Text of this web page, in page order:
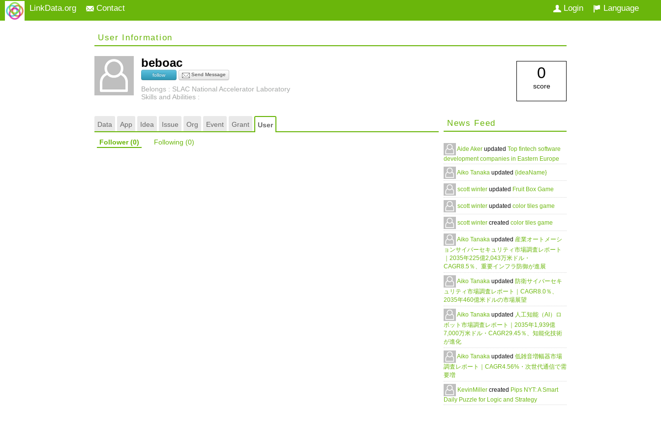
LinkData.org Contact Language
Login
User Information
beboac
follow Send Message
Belongs : SLAC National Accelerator Laboratory
Skills and Abilities :
0
score
Data App Idea Issue Org Event Grant User
Follower(0) Following (0)
News Feed
Aide Aker updated Top fintech software
development companies in Eastern Europe
Aiko Tanaka updated {ideaName}
scott winter updated Fruit Box Game
scott winter updated color tiles game
scott winter created color tiles game
Aiko Tanaka updated 産業オートメーシ
ョンサイバーセキュリティ市場調査レポート
｜2035年225億2,043万米ドル・
CAGR8.5％、重要インフラ防御が進展
Aiko Tanaka updated 防衛サイバーセキ
ュリティ市場調査レポート｜CAGR8.0％、
2035年460億米ドルの市場展望
Aiko Tanaka updated 人工知能（AI）ロ
ボット市場調査レポート｜2035年1,939億
7,000万米ドル・CAGR29.45％、知能化技術
が進化
Aiko Tanaka updated 低雑音増幅器市場
調査レポート｜CAGR4.56%・次世代通信で需
要増
KevinMiller created Pips NYT: A Smart
Daily Puzzle for Logic and Strategy